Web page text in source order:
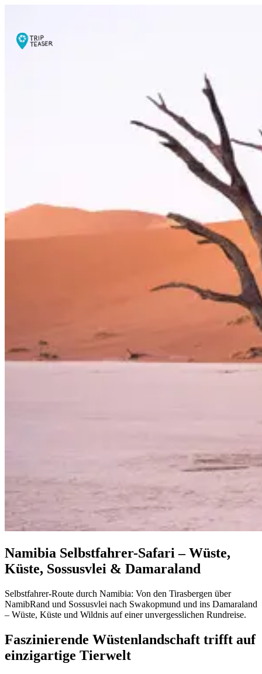
Namibia Selbstfahrer-Safari – Wüste,
Küste, Sossusvlei & Damaraland
Selbstfahrer-Route durch Namibia: Von den Tirasbergen über
NamibRand und Sossusvlei nach Swakopmund und ins Damaraland
– Wüste, Küste und Wildnis auf einer unvergesslichen Rundreise.
Faszinierende Wüstenlandschaft trifft auf
einzigartige Tierwelt